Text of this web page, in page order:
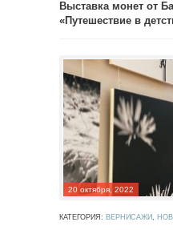
Выставка монет от
«Путешествие в
20 октября, 2022
КАТЕГОРИЯ: ВЕРНИСАЖИ,